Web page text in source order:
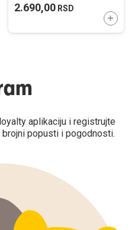
U KORPU
2.690,00RSD
aplikaciju i registrujte
popusti i pogodnosti.